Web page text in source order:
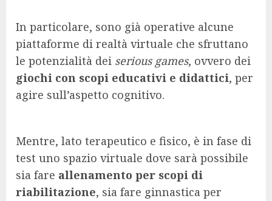
In particolare, sono già operative alcune
piattaforme di realtà virtuale che sfruttano
le potenzialità dei serious games, ovvero dei
giochi con scopi educativi e didattici, per
agire sull’aspetto cognitivo.
Mentre, lato terapeutico e fisico, è in fase di
test uno spazio virtuale dove sarà possibile
sia fare allenamento per scopi di
riabilitazione, sia fare ginnastica per